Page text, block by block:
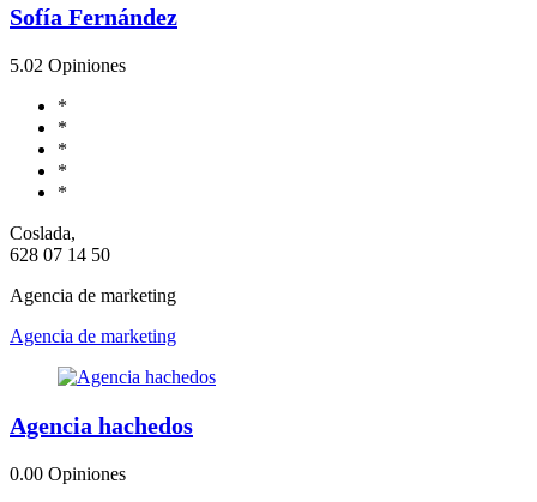
Sofía Fernández
5.02 Opiniones
*
*
*
*
*
Coslada,
628 07 14 50
Agencia de marketing
Agencia de marketing
Agencia hachedos
0.00 Opiniones